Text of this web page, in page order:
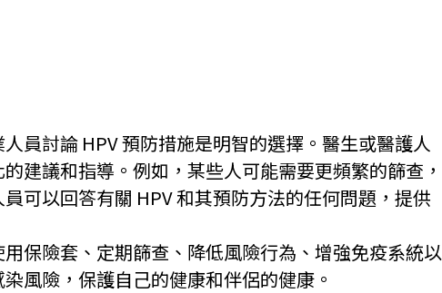
員討論 HPV 預防措施是明智的選擇。醫生或醫護人
建議和指導。例如，某些人可能需要更頻繁的篩查，
可以回答有關 HPV 和其預防方法的任何問題，提供
保險套、定期篩查、降低風險行為、增強免疫系統以
風險，保護自己的健康和伴侶的健康。